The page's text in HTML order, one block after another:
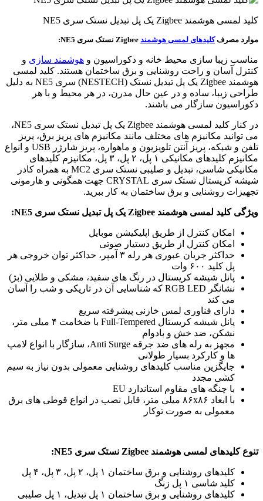
کلید لمسی هوشمند Zigbee یک پل تبدیل نستک سری NE5
موارد مصرفکلیدهای لمسی هوشمند
مناسب زیبا سازی محیط خانه و دکوراسیون و هوشمند سازی و
کنترل آسان و راحت روشنایی و برق ساختمان هستند. کلید لمسی
هوشمند Zigbee یک پل تبدیل نستک (NESTECH) سری NE5 به دلیل
طراحی زیبا، ساده و در عین حال مدرن، در هر محیط و با هر
دکوراسیون سازگار می باشند.
در کنار کلید لمسی هوشمند Zigbee یک پل تبدیل نستک سری NE5،
می توانید مکانیزم های مختلف مانند مکانیزم های پریز برق، پریز
تلفن و شبکه، پریز آنتن تلویزیون و ماهواره، پریز شارژر USB و انواع
مکانیزم کلیدهای مکانیکی ۱ پل، ۲ پل، ۳ پل، مکانیزم کلیدهای
مکانیکی شاسی، تبدیل و صلیبی نستک سری MC2 به همراه کادر
شیشه کریستال نستک سری CRYSTAL جهت همگونی و هارمونی
تجهیزات روشنایی و برق ساختمان به کار ببرید.
ویژگی کلید لمسی هوشمند Zigbee یک پل تبدیل نستک سری NE5:
امکان کنترل از طریق اپلیکیشن موبایل
امکان کنترل از طریق دستیار صوتی
حداکثر جریان عبوری هر رله ۳ آمپر، حداکثر توان خروجی هر
پل کلید ۶۰۰ وات
پانل شیشه کریستال در رنگ های سفید، مشکی و طلایی (بژ)
نشانگر RGB LED که شناسایی آن در تاریکی و شب را آسان
می کند
دارای فناوری لمس خازنی پیشرفته سریع
پانل شیشه کریستال Full-Tempered با ضخامت ۴ میلی متر،
نشکن، ضد خش و بادوام
مجهز به رله های ضد جرقه Anti Surge، سازگار با انواع لامپ
ها و کارکرد بسیار طولانی
جایگزین مناسب کلیدهای روشنایی معمولی بدون نیاز به سیم
کشی مجدد
با چنگه های مقاوم استاندارد EU
با ابعاد ۸۶x۸۶ میلی متر، قابل نصب در انواع قوطی های برق
معمولی به صورت توکار
تنوع کلیدهای لمسی هوشمند Zigbee نستک سری NE5:
کلیدهای روشنایی و برق ساختمان ۱ پل، ۲ پل، ۳ پل، ۴ پل
کلید شاسی ۱ پل زنگ
کلیدهای روشنایی و برق ساختمان ۱ پل تبدیل، ۱ پل صلیبی